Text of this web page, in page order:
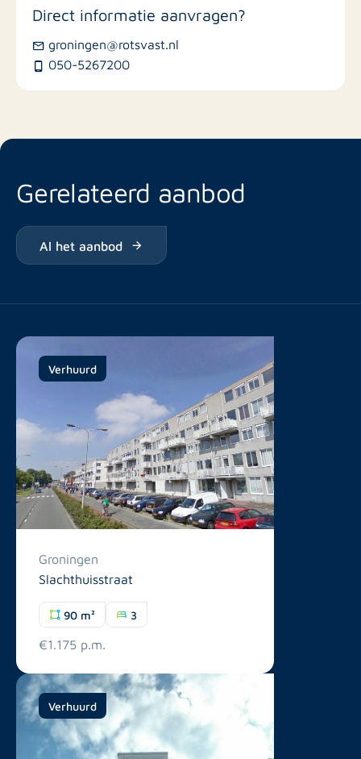
Busstations
Direct informatie aanvragen?
groningen@rotsvast.nl
050-5267200
Gerelateerd aanbod
Al het aanbod
Verhuurd
Groningen
Slachthuisstraat
90 m² 3
€1.175 p.m.
Verhuurd